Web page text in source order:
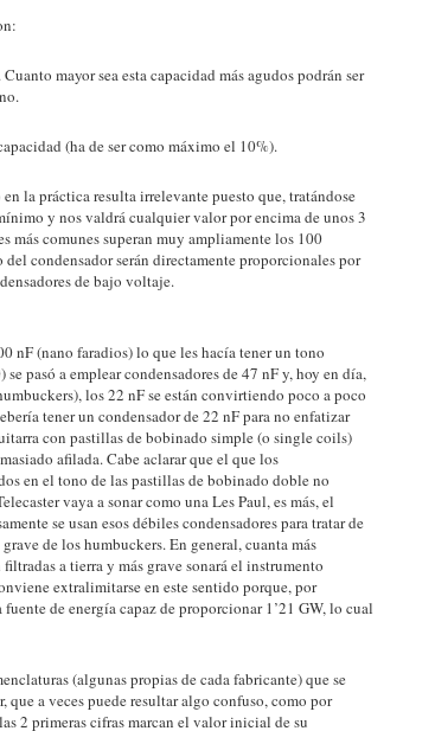
mayor sea esta capacidad más agudos podrán ser
(ha de ser como máximo el 10%).
la práctica resulta irrelevante puesto que, tratándose
y nos valdrá cualquier valor por encima de unos 3
más comunes superan muy ampliamente los 100
condensador serán directamente proporcionales por
de bajo voltaje.
nF (nano faradios) lo que les hacía tener un tono
pasó a emplear condensadores de 47 nF y, hoy en día,
los 22 nF se están convirtiendo poco a poco
tener un condensador de 22 nF para no enfatizar
con pastillas de bobinado simple (o single coils)
afilada. Cabe aclarar que el que los
en el tono de las pastillas de bobinado doble no
vaya a sonar como una Les Paul, es más, el
se usan esos débiles condensadores para tratar de
de los humbuckers. En general, cuanta más
a tierra y más grave sonará el instrumento
extralimitarse en este sentido porque, por
de energía capaz de proporcionar 1’21 GW, lo cual
(algunas propias de cada fabricante) que se
a veces puede resultar algo confuso, como por
2 primeras cifras marcan el valor inicial de su